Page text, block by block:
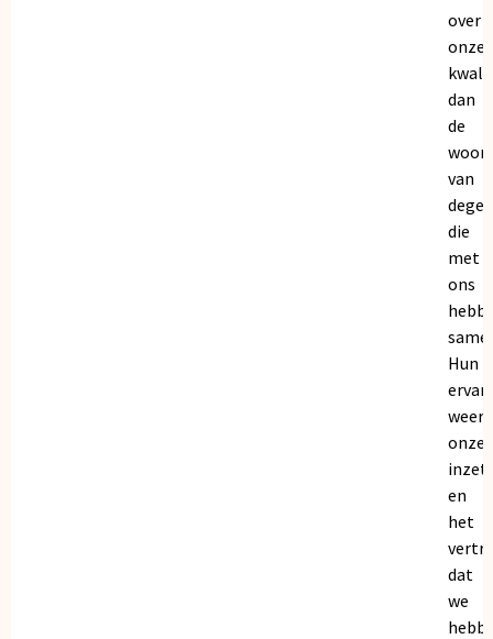
over
onze
dan
de
van
die
met
ons
Hun
onze
inzet
en
het
dat
we